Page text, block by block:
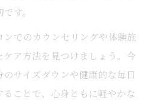
す。
でのカウンセリングや体験施
ア方法を見つけましょう。今
サイズダウンや健康的な毎日
ことで、心身ともに軽やかな